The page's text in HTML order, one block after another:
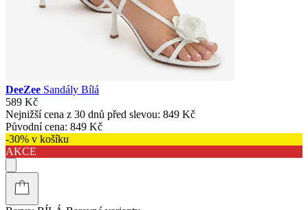
DeeZee Sandály Bílá
589 Kč
Nejnižší cena z 30 dnů před slevou: 849 Kč
Původní cena: 849 Kč
-30% v košíku
AKCE